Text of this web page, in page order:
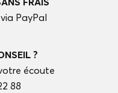
PayPal
?
écoute
88